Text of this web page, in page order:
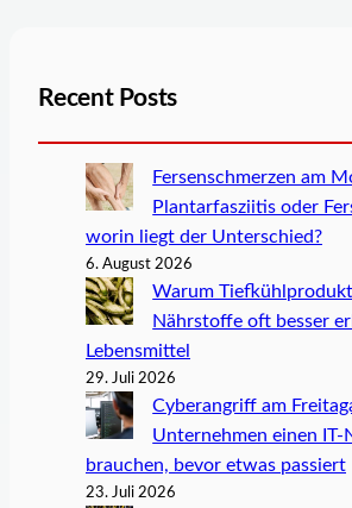
Recent Posts
Fersenschmerzen am
Plantarfasziitis oder
worin liegt der Unterschied?
6. August 2026
Warum
Nährstoffe oft besser
Lebensmittel
29. Juli 2026
Cyberangriff am
Unternehmen einen IT-
brauchen, bevor etwas passiert
23. Juli 2026